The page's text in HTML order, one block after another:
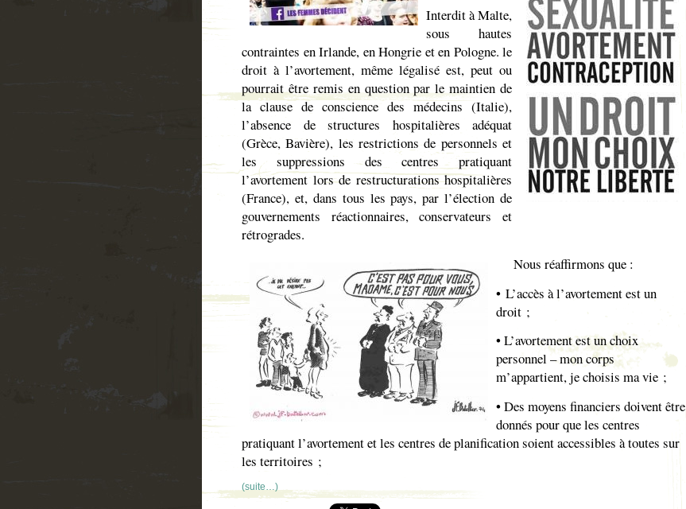
Interdit à Malte,
sous hautes
contraintes en Irlande, en Hongrie et en Pologne. le
droit à l’avortement, même légalisé est, peut ou
pourrait être remis en question par le maintien de
la clause de conscience des médecins (Italie),
l’absence de structures hospitalières adéquat
(Grèce, Bavière), les restrictions de personnels et
les suppressions des centres pratiquant
l’avortement lors de restructurations hospitalières
(France), et, dans tous les pays, par l’élection de
gouvernements réactionnaires, conservateurs et
rétrogrades.
Nous réaffirmons que :
• L’accès à l’avortement est un
droit ;
• L’avortement est un choix
personnel – mon corps
m’appartient, je choisis ma vie ;
• Des moyens financiers doivent être
donnés pour que les centres
pratiquant l’avortement et les centres de planification soient accessibles à toutes sur
les territoires ;
(suite…)